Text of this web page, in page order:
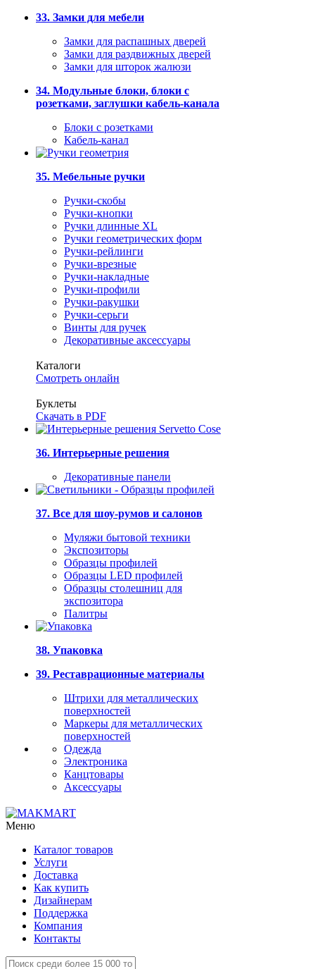
33. Замки для мебели
Замки для распашных дверей
Замки для раздвижных дверей
Замки для шторок жалюзи
34. Модульные блоки, блоки с
розетками, заглушки кабель-канала
Блоки с розетками
Кабель-канал
35. Мебельные ручки
Ручки-скобы
Ручки-кнопки
Ручки длинные XL
Ручки геометрических форм
Ручки-рейлинги
Ручки-врезные
Ручки-накладные
Ручки-профили
Ручки-ракушки
Ручки-серьги
Винты для ручек
Декоративные аксессуары
Каталоги
Смотреть онлайн
Буклеты
Скачать в PDF
36. Интерьерные решения
Декоративные панели
37. Все для шоу-румов и салонов
Муляжи бытовой техники
Экспозиторы
Образцы профилей
Образцы LED профилей
Образцы столешниц для
экспозитора
Палитры
38. Упаковка
39. Реставрационные материалы
Штрихи для металлических
поверхностей
Маркеры для металлических
поверхностей
Одежда
Электроника
Канцтовары
Аксессуары
Меню
Каталог товаров
Услуги
Доставка
Как купить
Дизайнерам
Поддержка
Компания
Контакты